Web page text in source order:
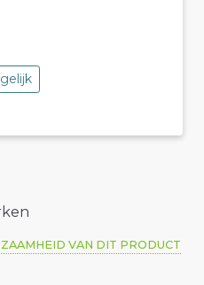
VAN DIT PRODUCT